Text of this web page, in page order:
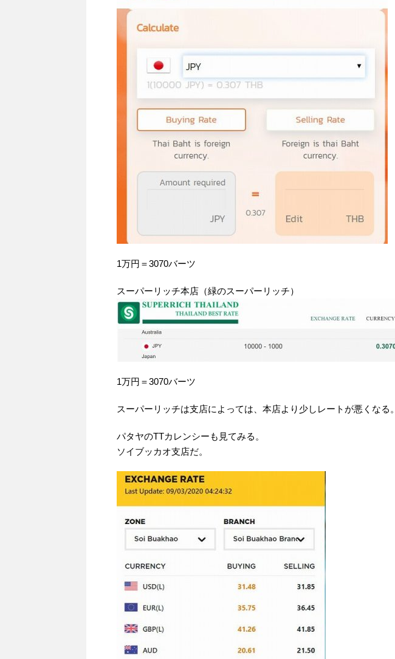
1万円＝3070バーツ
スーパーリッチ本店（緑のスーパーリッチ）
1万円＝3070バーツ
スーパーリッチは支店によっては、本店より少しレートが悪くなる。
パタヤのTTカレンシーも見てみる。
ソイブッカオ支店だ。